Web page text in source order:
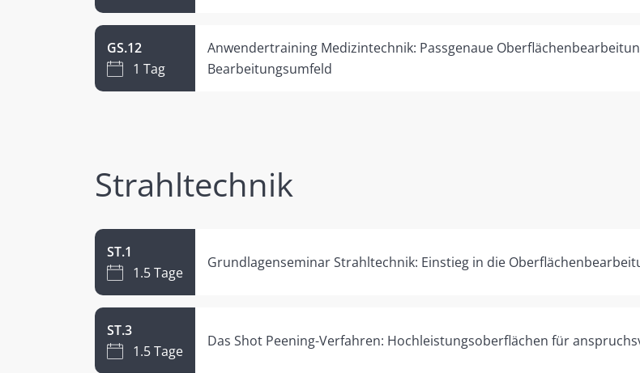
GS.12
1 Tag
Anwendertraining Medizintechnik: Passgenaue
Bearbeitungsumfeld
Strahltechnik
ST.1
1.5 Tage
Grundlagenseminar Strahltechnik: Einstieg in die
ST.3
1.5 Tage
Das Shot Peening-Verfahren: Hochleistungsoberflächen für